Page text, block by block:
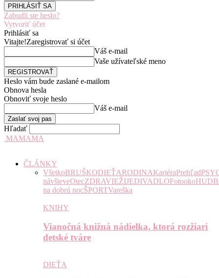
Zabudli ste heslo?
Vytvoriť účet
Prihlásiť sa
Vitajte!Zaregistrovať si účet
Váš e-mail
Vaše užívateľské meno
Heslo vám bude zaslané e-mailom
Obnova hesla
Obnoviť svoje heslo
Váš e-mail
Hľadať
MAMAMA
ČLÁNKY
VšetkoBRUŠKODIEŤARODINAKariéraPrehľad
návšteveOtecZDRAVIEŽIJEDIVADLOFotooko
na dobrú nocŠPORTVareška
KNIHY
Vianočná knižná nádielka, ktorá rozžiari
detské tváre
DIEŤA